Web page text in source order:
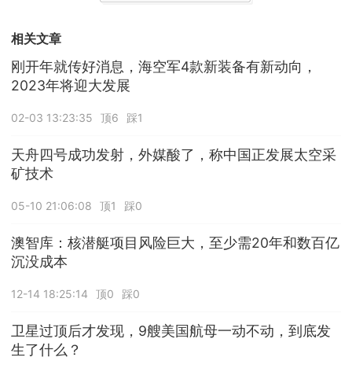
相关文章
刚开年就传好消息，海空军4款新装备有新动向，
2023年将迎大发展
02-03 13:23:35 顶6 踩1
天舟四号成功发射，外媒酸了，称中国正发展太空采
矿技术
05-10 21:06:08 顶1 踩0
澳智库：核潜艇项目风险巨大，至少需20年和数百亿
沉没成本
12-14 18:25:14 顶0 踩0
卫星过顶后才发现，9艘美国航母一动不动，到底发
生了什么？